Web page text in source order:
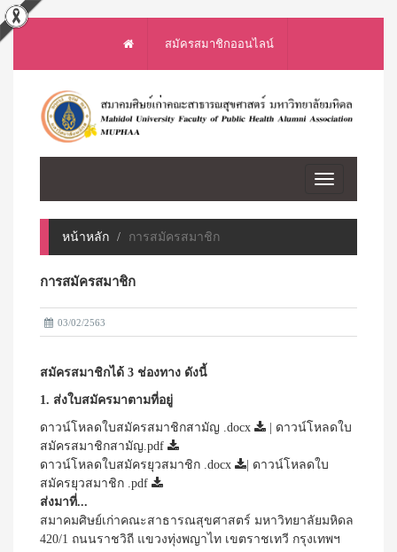
สมัครสมาชิกออนไลน์
Toggle
navigation
หน้าหลัก การสมัครสมาชิก
การสมัครสมาชิก
03/02/2563
สมัครสมาชิกได้ 3 ช่องทาง ดังนี้
1. ส่งใบสมัครมาตามที่อยู่
ดาวน์โหลดใบสมัครสมาชิกสามัญ .docx | ดาวน์โหลดใบ
สมัครสมาชิกสามัญ.pdf
ดาวน์โหลดใบสมัครยุวสมาชิก .docx
| ดาวน์โหลดใบ
สมัครยุวสมาชิก .pdf
ส่งมาที่...
สมาคมศิษย์เก่าคณะสาธารณสุขศาสตร์ มหาวิทยาลัยมหิดล
420/1 ถนนราชวิถี แขวงทุ่งพญาไท เขตราชเทวี กรุงเทพฯ